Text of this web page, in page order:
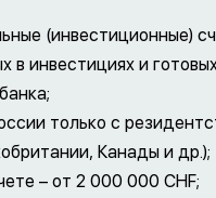
(инвестиционные)
в инвестициях и
только с
Канады и др.);
– от 2 000 000 CHF;